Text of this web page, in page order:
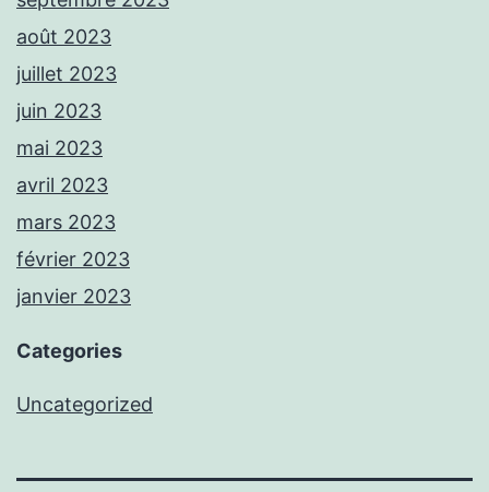
août 2023
juillet 2023
juin 2023
mai 2023
avril 2023
mars 2023
février 2023
janvier 2023
Categories
Uncategorized